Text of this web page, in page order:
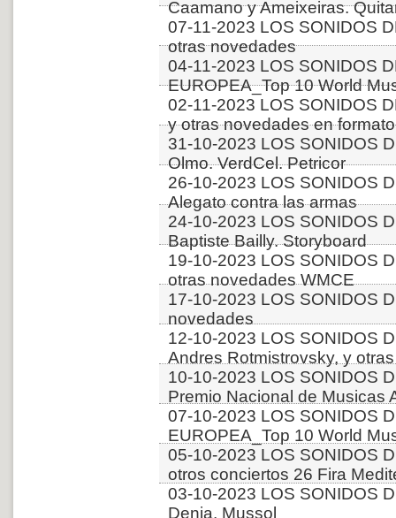
Caamano y Ameixeiras.
07-11-2023 LOS SONIDOS
otras novedades
04-11-2023 LOS SONIDOS
EUROPEA_Top 10 World
02-11-2023 LOS SONIDOS
y otras novedades en
31-10-2023 LOS SONIDOS
Olmo. VerdCel. Petricor
26-10-2023 LOS SONIDOS
Alegato contra las armas
24-10-2023 LOS SONIDOS
Baptiste Bailly. Storyboard
19-10-2023 LOS SONIDOS
otras novedades WMCE
17-10-2023 LOS SONIDOS
novedades
12-10-2023 LOS SONIDOS
Andres Rotmistrovsky, y
10-10-2023 LOS SONIDOS
Premio Nacional de Musicas
07-10-2023 LOS SONIDOS
EUROPEA_Top 10 World
05-10-2023 LOS SONIDOS
otros conciertos 26 Fira
03-10-2023 LOS SONIDOS
Denia. Mussol